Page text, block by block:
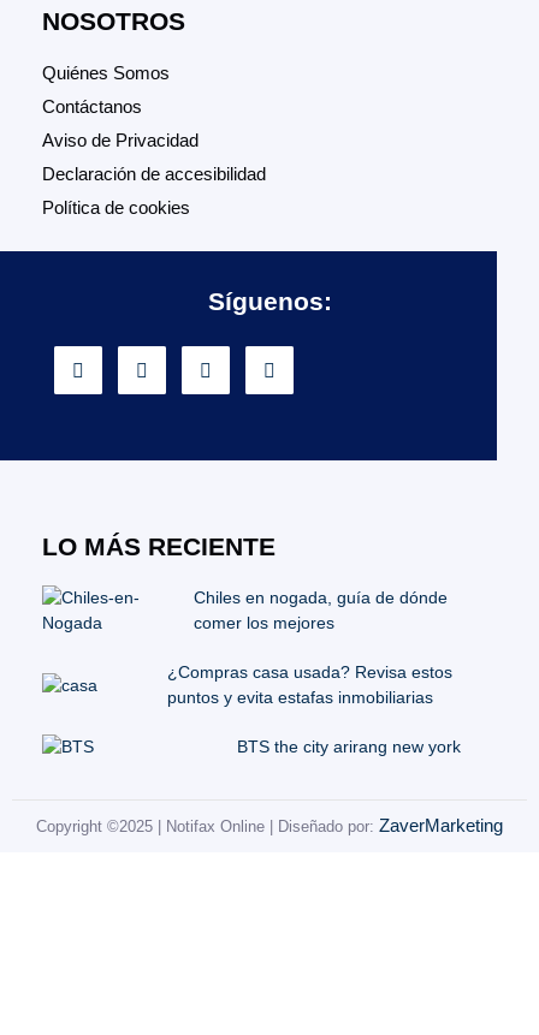
NOSOTROS
Quiénes Somos
Contáctanos
Aviso de Privacidad
Declaración de accesibilidad
Política de cookies
Síguenos:
LO MÁS RECIENTE
Chiles en nogada, guía de dónde
comer los mejores
¿Compras casa usada? Revisa estos
puntos y evita estafas inmobiliarias
BTS the city arirang new york
Copyright ©2025 | Notifax Online | Diseñado por: ZaverMarketing